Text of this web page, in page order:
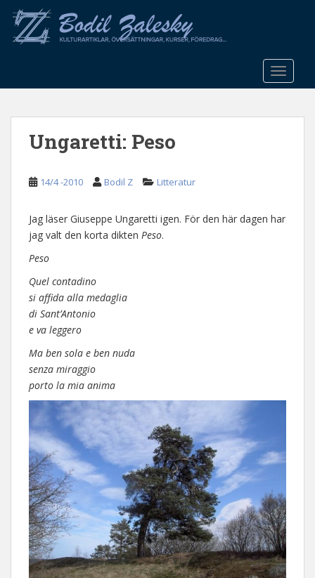
o
Ungaretti: Peso
14/4 -2010 Bodil Z Litteratur
Jag läser Giuseppe Ungaretti igen. För den här dagen har
jag valt den korta dikten Peso.
Peso
Quel contadino
si affida alla medaglia
di Sant’Antonio
e va leggero
Ma ben sola e ben nuda
senza miraggio
porto la mia anima